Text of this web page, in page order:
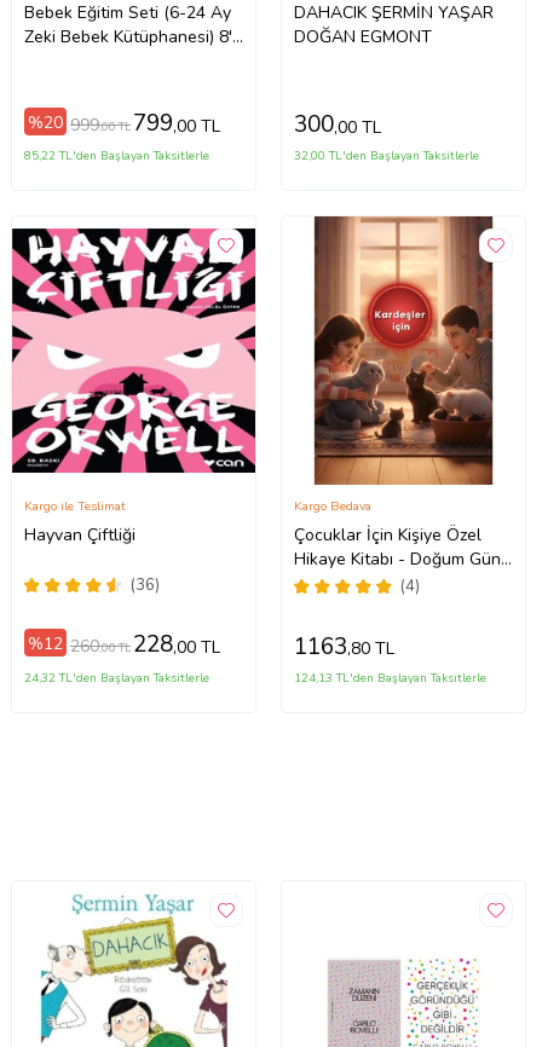
Bebek Eğitim Seti (6-24 Ay
Zeki Bebek Kütüphanesi) 8'li
%20 999,00 TL 799,00 TL
85,22 TL'den Başlayan Taksitlerle
DAHACIK ŞERMİN YAŞAR
DOĞAN EGMONT
300,00 TL
32,00 TL'den Başlayan Taksitlerle
Hayvan Çiftliği
(36)
Kargo ile Teslimat
%12 260,00 TL 228,00 TL
24,32 TL'den Başlayan Taksitlerle
Çocuklar İçin Kişiye Özel
Hikaye Kitabı - Doğum Günü
Hediyesi - Okuma Hediyesi
(4)
Kargo Bedava
1163,80 TL
124,13 TL'den Başlayan Taksitlerle